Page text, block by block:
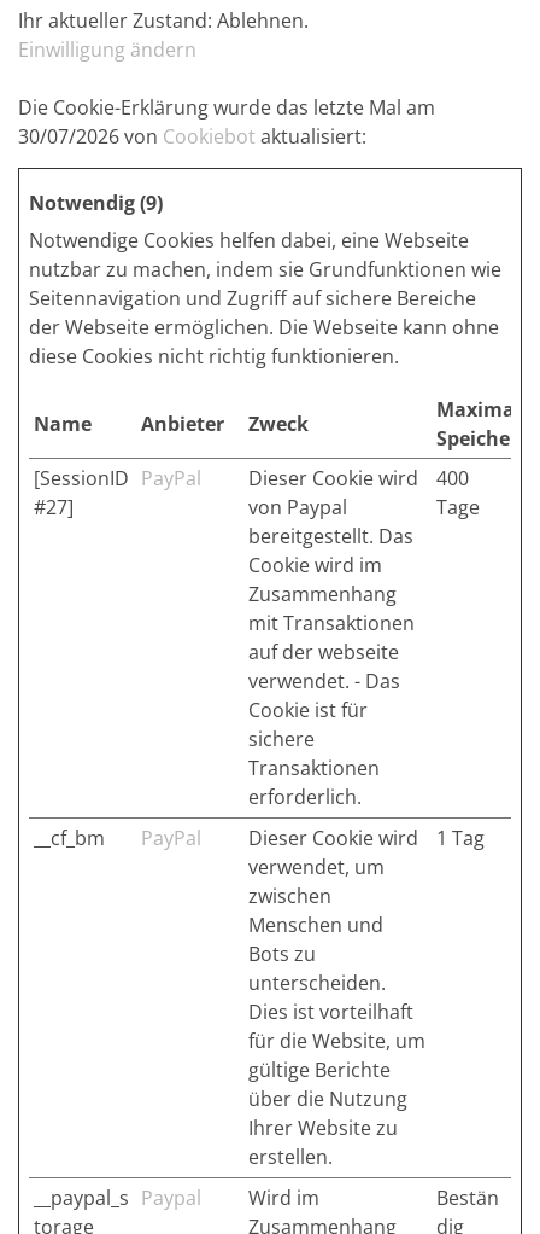
Ihr aktueller Zustand: Ablehnen.
Einwilligung ändern
Die Cookie-Erklärung wurde das letzte Mal am
30/07/2026 von Cookiebot aktualisiert:
Notwendig (9)
Notwendige Cookies helfen dabei, eine Webseite
nutzbar zu machen, indem sie Grundfunktionen wie
Seitennavigation und Zugriff auf sichere Bereiche
der Webseite ermöglichen. Die Webseite kann ohne
diese Cookies nicht richtig funktionieren.
Name Anbieter Zweck
Maximale
[SessionID
#27]
PayPal
Dieser Cookie wird
von Paypal
bereitgestellt. Das
Cookie wird im
Zusammenhang
mit Transaktionen
auf der webseite
verwendet. - Das
Cookie ist für
sichere
Transaktionen
erforderlich.
400
Tage
__cf_bm PayPal
Dieser Cookie wird
verwendet, um
zwischen
Menschen und
Bots zu
unterscheiden.
Dies ist vorteilhaft
für die Website, um
gültige Berichte
über die Nutzung
Ihrer Website zu
erstellen.
1 Tag
__paypal_s
torage__
Paypal
Wird im
Zusammenhang
Bestän
dig